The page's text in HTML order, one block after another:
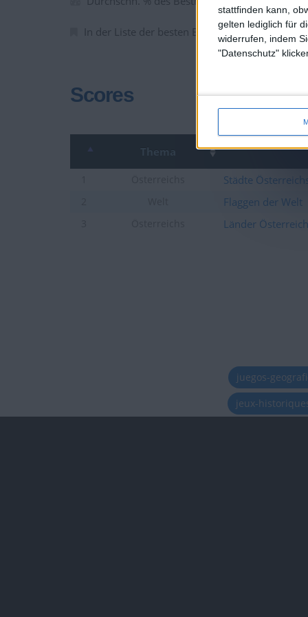
stattfinden kann,
gelten lediglich für
widerrufen, indem
"Datenschutz"
In der Liste der besten Ergebnisse :0
Scores
Thema
Städte Österreichs
Flaggen der Welt
Länder
juegos-
jeux-